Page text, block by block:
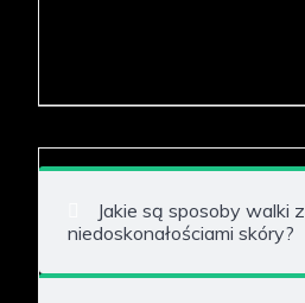
Jakie są sposoby walki z
niedoskonałościami skóry?